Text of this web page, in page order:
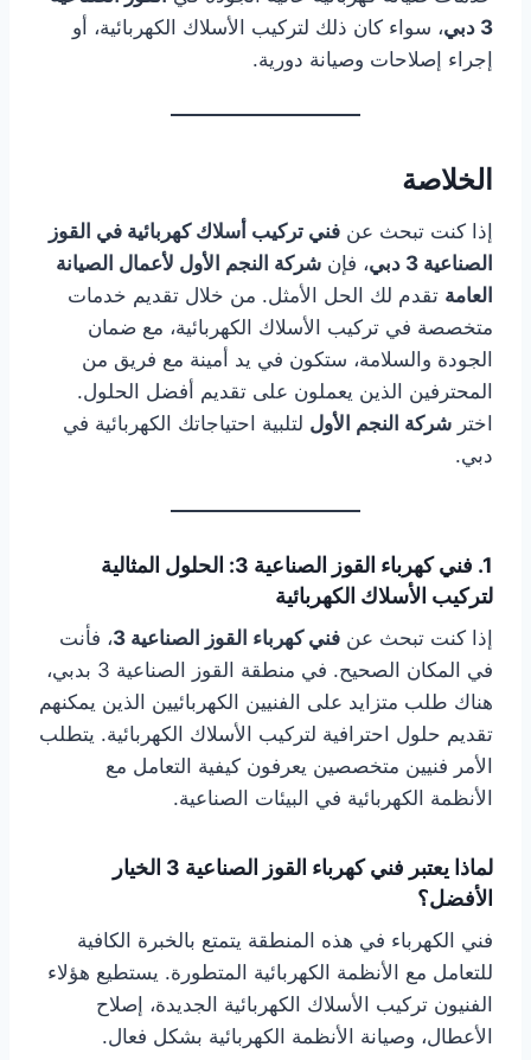
3 دبي
، سواء كان ذلك لتركيب الأسلاك الكهربائية، أو
إجراء إصلاحات وصيانة دورية.
الخلاصة
إذا كنت تبحث عن فني تركيب أسلاك كهربائية في القوز
الصناعية 3 دبي
، فإن شركة النجم الأول لأعمال الصيانة
العامة تقدم لك الحل الأمثل. من خلال تقديم خدمات
متخصصة في تركيب الأسلاك الكهربائية، مع ضمان
الجودة والسلامة، ستكون في يد أمينة مع فريق من
المحترفين الذين يعملون على تقديم أفضل الحلول.
اختر شركة النجم الأول لتلبية احتياجاتك الكهربائية في
دبي.
1. فني كهرباء القوز الصناعية 3: الحلول المثالية
لتركيب الأسلاك الكهربائية
إذا كنت تبحث عن فني كهرباء القوز الصناعية 3
، فأنت
في المكان الصحيح. في منطقة القوز الصناعية 3 بدبي،
هناك طلب متزايد على الفنيين الكهربائيين الذين يمكنهم
تقديم حلول احترافية لتركيب الأسلاك الكهربائية. يتطلب
الأمر فنيين متخصصين يعرفون كيفية التعامل مع
الأنظمة الكهربائية في البيئات الصناعية.
لماذا يعتبر فني كهرباء القوز الصناعية 3 الخيار
الأفضل؟
فني الكهرباء في هذه المنطقة يتمتع بالخبرة الكافية
للتعامل مع الأنظمة الكهربائية المتطورة. يستطيع هؤلاء
الفنيون تركيب الأسلاك الكهربائية الجديدة، إصلاح
الأعطال، وصيانة الأنظمة الكهربائية بشكل فعال.